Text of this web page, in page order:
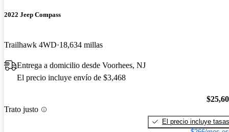
2022 Jeep Compass
Trailhawk 4WD 18,634 millas
Entrega a domicilio desde Voorhees, NJ
El precio incluye envío de $3,468
Trato justo
El precio incluye tasas